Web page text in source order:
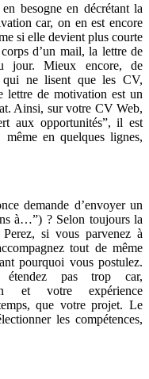
besogne en décrétant la
car, on en est encore
si elle devient plus courte
d’un mail, la lettre de
jour. Mieux encore, de
qui ne lisent que les CV,
lettre de motivation est un
Ainsi, sur votre CV Web,
aux opportunités”, il est
même en quelques lignes,
demande d’envoyer un
à…”) ? Selon toujours la
si vous parvenez à
tout de même
pourquoi vous postulez.
étendez pas trop car,
et votre expérience
que votre projet. Le
les compétences,